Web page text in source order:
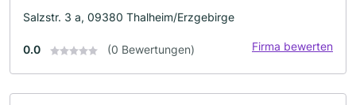
Salzstr. 3 a, 09380 Thalheim/Erzgebirge
0.0 (0 Bewertungen) Firma bewerten